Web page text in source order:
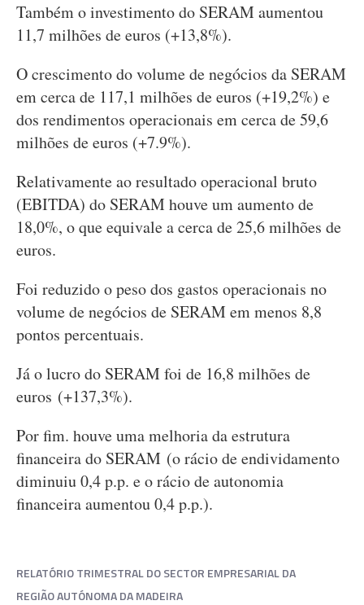
Também o investimento do SERAM aumentou
11,7 milhões de euros (+13,8%).
O crescimento do volume de negócios da SERAM
em cerca de 117,1 milhões de euros (+19,2%) e
dos rendimentos operacionais em cerca de 59,6
milhões de euros (+7.9%).
Relativamente ao resultado operacional bruto
(EBITDA) do SERAM houve um aumento de
18,0%, o que equivale a cerca de 25,6 milhões de
euros.
Foi reduzido o peso dos gastos operacionais no
volume de negócios de SERAM em menos 8,8
pontos percentuais.
Já o lucro do SERAM foi de 16,8 milhões de
euros (+137,3%).
Por fim. houve uma melhoria da estrutura
financeira do SERAM (o rácio de endividamento
diminuiu 0,4 p.p. e o rácio de autonomia
financeira aumentou 0,4 p.p.).
RELATÓRIO TRIMESTRAL DO SECTOR EMPRESARIAL DA
REGIÃO AUTÓNOMA DA MADEIRA